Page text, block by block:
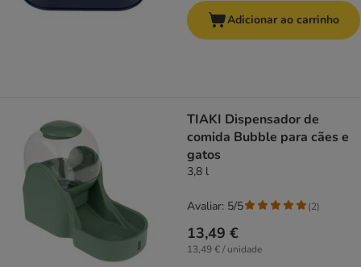
Adicionar ao carrinho
TIAKI Dispensador de
comida Bubble para cães e
gatos
3,8 l
13,49 €
13,49 € / unidade
Avaliar: 5/5 (2)